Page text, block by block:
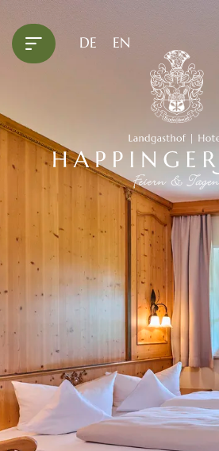
DE EN